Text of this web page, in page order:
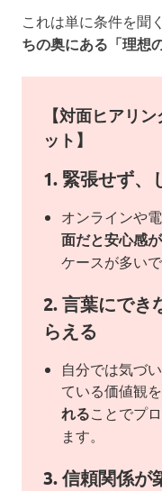
これは単に条件を聞
ちの奥にある「理想
【対面ヒアリ
ット】
1. 緊張せず、
オンラインや
面だと安心感
ケースが多いで
2. 言葉にでき
らえる
自分では気づ
ている価値観を
れることでプ
ます。
3. 信頼関係が